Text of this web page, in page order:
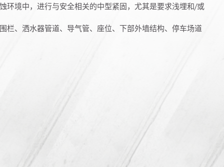
环境中，进行与安全相关的中型紧固，尤其是要求浅埋和/或
栏、洒水器管道、导气管、座位、下部外墙结构、停车场道